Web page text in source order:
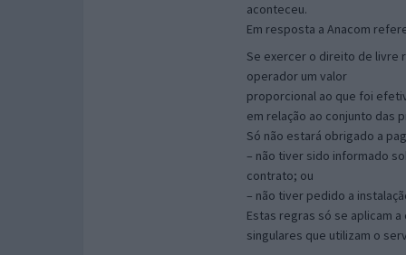
aconteceu.
Em resposta a Anacom
Se exercer o direito de livre
operador um valor
proporcional ao que foi
em relação ao conjunto das
Só não estará obrigado a
– não tiver sido informado
contrato; ou
– não tiver pedido a
Estas regras só se aplicam
singulares que utilizam o